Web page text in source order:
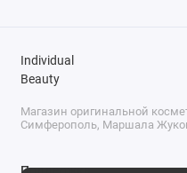
Individual
Beauty
Магазин оригинальной
Симферополь, Маршала